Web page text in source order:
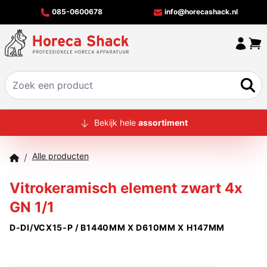
085-0600678 info@horecashack.nl
HOME
MERKEN
CONTACT
Bekijk hele assortiment
/ Alle producten
Vitrokeramisch element zwart 4x
GN 1/1
D-DI/VCX15-P / B1440MM X D610MM X H147MM